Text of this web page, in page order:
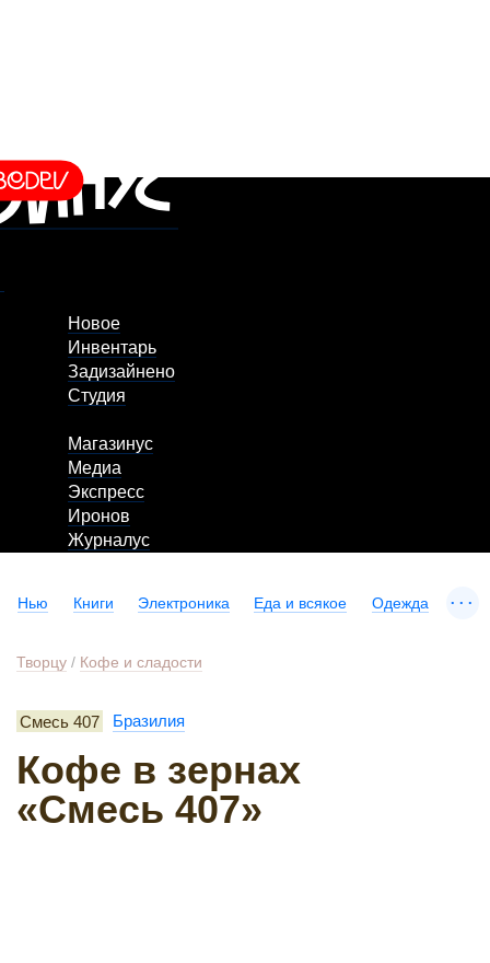
Новое
Инвентарь
Задизайнено
Студия
Магазинус
Медиа
Экспресс
Иронов
Журналус
Нью Книги Электроника Еда и всякое Одежда ...
Творцу / Кофе и сладости
Смесь 407 Бразилия
Кофе в зернах
«Смесь 407»